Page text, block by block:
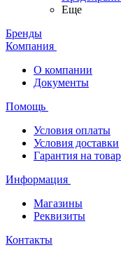
Еще
Бренды
Компания
О компании
Документы
Помощь
Условия оплаты
Условия доставки
Гарантия на товар
Информация
Магазины
Реквизиты
Контакты